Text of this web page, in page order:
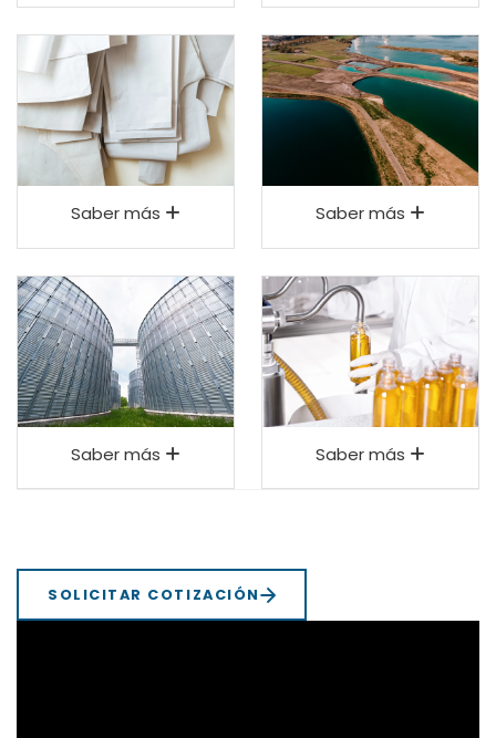
Saber más Saber más
Saber más Saber más
SOLICITAR COTIZACIÓN